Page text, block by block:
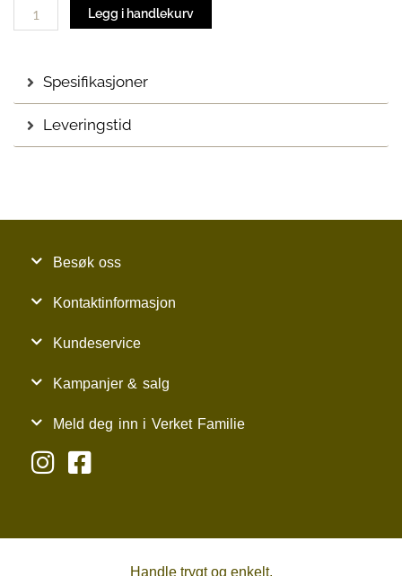
Klar
Legg i handlekurv
Spesifikasjoner
Leveringstid
Besøk oss
Kontaktinformasjon
Kundeservice
Kampanjer & salg
Meld deg inn i Verket Familie
Handle trygt og enkelt.